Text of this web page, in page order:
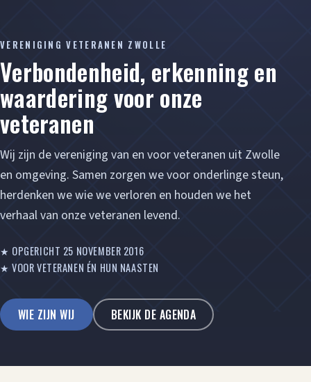
VERENIGING VETERANEN ZWOLLE
Verbondenheid, erkenning en
waardering voor onze
veteranen
Wij zijn de vereniging van en voor veteranen uit Zwolle
en omgeving. Samen zorgen we voor onderlinge steun,
herdenken we wie we verloren en houden we het
verhaal van onze veteranen levend.
★ OPGERICHT 25 NOVEMBER 2016
★ VOOR VETERANEN ÉN HUN NAASTEN
WIE ZIJN WIJ BEKIJK DE AGENDA